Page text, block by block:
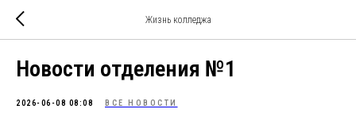
Жизнь колледжа
Новости отделения №1
2026-06-08 08:08 ВСЕ НОВОСТИ